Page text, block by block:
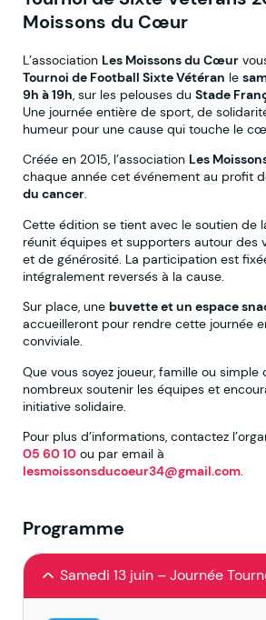
Moissons du Cœur
L’association Les Moissons du Cœur
Tournoi de Football Sixte Vétéran le
9h à 19h, sur les pelouses du Stade
Une journée entière de sport, de
humeur pour une cause qui touche le
Créée en 2015, l’association Les
chaque année cet événement au profit
du cancer.
Cette édition se tient avec le soutien de
réunit équipes et supporters autour des
et de générosité. La participation est
intégralement reversés à la cause.
Sur place, une buvette et un espace
accueilleront pour rendre cette journée
conviviale.
Que vous soyez joueur, famille ou simple
nombreux soutenir les équipes et
initiative solidaire.
Pour plus d’informations, contactez
05 60 10 ou par email à
lesmoissonsducoeur34@gmail.com.
Programme
Samedi 13 juin – Journée